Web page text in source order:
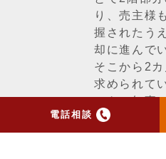
電話相談
り、売主様
握されたう
却に進んで
そこから2
求められて
でき、無事